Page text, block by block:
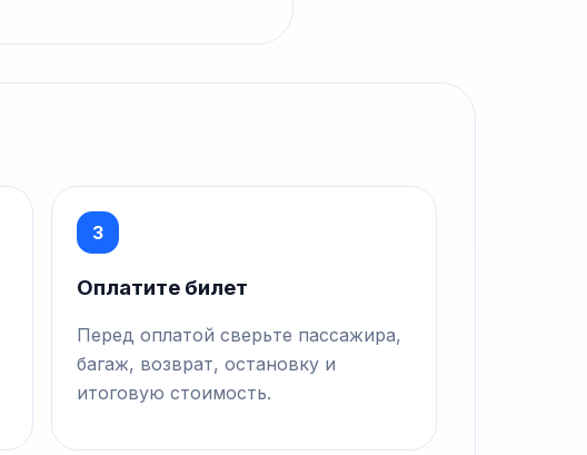
3
Оплатите билет
Перед оплатой сверьте пассажира,
багаж, возврат, остановку и
итоговую стоимость.